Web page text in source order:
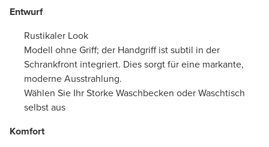
Entwurf
Rustikaler Look
Modell ohne Griff; der Handgriff ist subtil in der
Schrankfront integriert. Dies sorgt für eine markante,
moderne Ausstrahlung.
Wählen Sie Ihr Storke Waschbecken oder Waschtisch
selbst aus
Komfort